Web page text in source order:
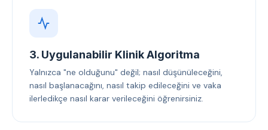
3. Uygulanabilir Klinik Algoritma
Yalnızca "ne olduğunu" değil; nasıl düşünüleceğini,
nasıl başlanacağını, nasıl takip edileceğini ve vaka
ilerledikçe nasıl karar verileceğini öğrenirsiniz.